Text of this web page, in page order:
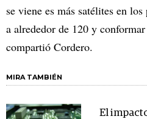
se viene es más satélites en
a alrededor de 120 y
compartió Cordero.
MIRA TAMBIÉN
El